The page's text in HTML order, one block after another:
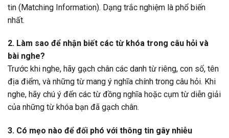
tin (Matching Information). Dạng trắc nghiệm là phổ biến
nhất.
2. Làm sao để nhận biết các từ khóa trong câu hỏi và
bài nghe?
Trước khi nghe, hãy gạch chân các danh từ riêng, con số, tên
địa điểm, và những từ mang ý nghĩa chính trong câu hỏi. Khi
nghe, hãy chú ý đến các từ đồng nghĩa hoặc cụm từ diễn giải
của những từ khóa bạn đã gạch chân.
3. Có mẹo nào để đối phó với thông tin gây nhiễu